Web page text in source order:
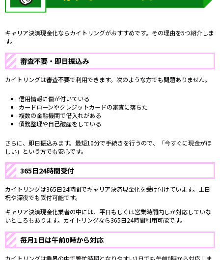
キャリア決済現金化ならカイトリングがおすすめです。その理由を5つ紹介しま
す。
審査不要・即日振込み
カイトリングは審査不要で利用できます。次のような方でも問題ありません。
信用情報に傷が付いている
カードローンやクレジットカードの審査に落ちた
複数の金融機関で借入れがある
債務整理や自己破産をしている
さらに、即日振込みます。最短10分で手続きを行うので、「今すぐに現金がほ
しい」という方でも安心です。
365日24時間受付
カイトリングは365日24時間でキャリア決済現金化を受け付けています。土日
祝や深夜でも受付可能です。
キャリア決済現金化業者の中には、平日もしくは営業時間内しか対応していな
いところもあります。カイトリングなら365日24時間利用可能です。
毎月1日は午前0時から対応
カイトリングは業界の中で繁忙時期となりやすい1日でも午前0時から対応しま